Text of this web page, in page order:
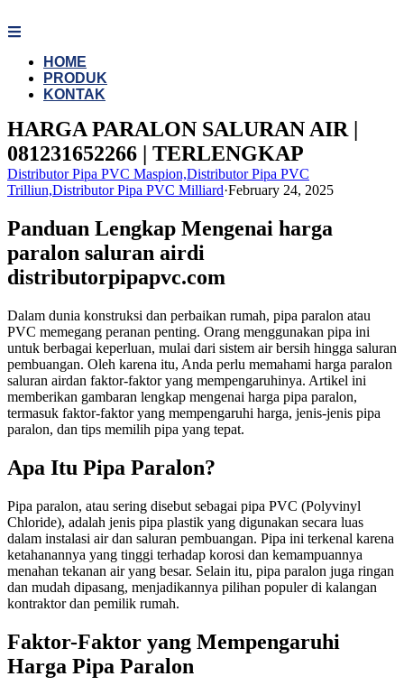
to
HOME
PRODUK
KONTAK
HARGA PARALON SALURAN AIR |
081231652266 | TERLENGKAP
Distributor Pipa PVC Maspion,Distributor Pipa PVC
Trilliun,Distributor Pipa PVC Milliard·February 24, 2025
Panduan Lengkap Mengenai harga
paralon saluran airdi
distributorpipapvc.com
Dalam dunia konstruksi dan perbaikan rumah, pipa paralon atau
PVC memegang peranan penting. Orang menggunakan pipa ini
untuk berbagai keperluan, mulai dari sistem air bersih hingga saluran
pembuangan. Oleh karena itu, Anda perlu memahami harga paralon
saluran airdan faktor-faktor yang mempengaruhinya. Artikel ini
memberikan gambaran lengkap mengenai harga pipa paralon,
termasuk faktor-faktor yang mempengaruhi harga, jenis-jenis pipa
paralon, dan tips memilih pipa yang tepat.
Apa Itu Pipa Paralon?
Pipa paralon, atau sering disebut sebagai pipa PVC (Polyvinyl
Chloride), adalah jenis pipa plastik yang digunakan secara luas
dalam instalasi air dan saluran pembuangan. Pipa ini terkenal karena
ketahanannya yang tinggi terhadap korosi dan kemampuannya
menahan tekanan air yang besar. Selain itu, pipa paralon juga ringan
dan mudah dipasang, menjadikannya pilihan populer di kalangan
kontraktor dan pemilik rumah.
Faktor-Faktor yang Mempengaruhi
Harga Pipa Paralon